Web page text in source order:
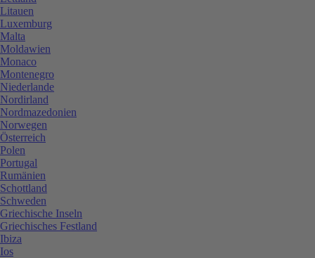
Litauen
Luxemburg
Malta
Moldawien
Monaco
Montenegro
Niederlande
Nordirland
Nordmazedonien
Norwegen
Österreich
Polen
Portugal
Rumänien
Schottland
Schweden
Griechische Inseln
Griechisches Festland
Ibiza
Ios